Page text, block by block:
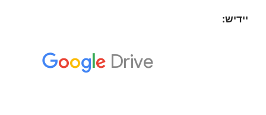
יידיש: